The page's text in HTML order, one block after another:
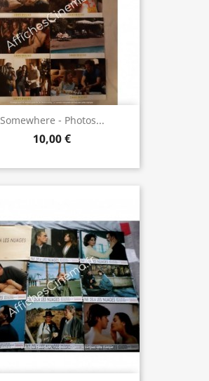
Somewhere - Photos...
10,00 €